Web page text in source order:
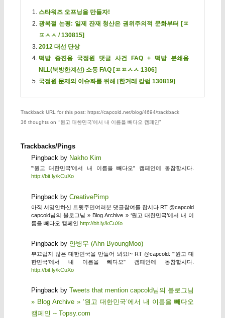
스타워즈 오프닝을 만들자!
광복절 논평: 일제 잔재 청산은 권위주의적 문화부터 [ㅍ
ㅍㅅㅅ / 130815]
2012 대선 단상
떡밥 증진용 국정원 댓글 사건 FAQ + 떡밥 분쇄용
NLL(북방한계선) 소동 FAQ [ㅍㅍㅅㅅ 1306]
국정원 문제의 이슈화를 위해 [한겨레 칼럼 130819]
Trackback URL for this post: https://capcold.net/blog/4694/trackback
36 thoughts on “‘원고 대한민국’에서 내 이름을 빼다오 캠페인”
Trackbacks/Pings
Pingback by Nakho Kim
"‘원고 대한민국’에서 내 이름을 빼다오" 캠페인에 동참합시다.
http://bit.ly/kCuXo
Pingback by CreativePimp
아직 서명안하신 트윗주민여러분 댓글참여를 합시다 RT @capcold
capcold님의 블로그님 » Blog Archive » ‘원고 대한민국’에서 내 이
름을 빼다오 캠페인 http://bit.ly/kCuXo
Pingback by 안병무 (Ahn ByoungMoo)
부끄럽지 않은 대한민국을 만들어 봐요!~ RT @capcold: "‘원고 대
한민국’에서 내 이름을 빼다오" 캠페인에 동참합시다.
http://bit.ly/kCuXo
Pingback by Tweets that mention capcold님의 블로그님
» Blog Archive » ‘원고 대한민국’에서 내 이름을 빼다오
캠페인 -- Topsy.com